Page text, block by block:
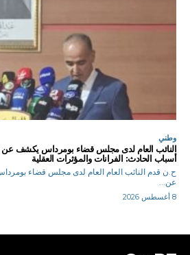
وطني
النائب العام لدى مجلس قضاء بومرداس يكشف عن
أسباب الحادث: الفرانات والمؤثرات العقلية
ح.ن قدم النائب العام العام لدى مجلس قضاء
عن...
8 أغسطس 2026